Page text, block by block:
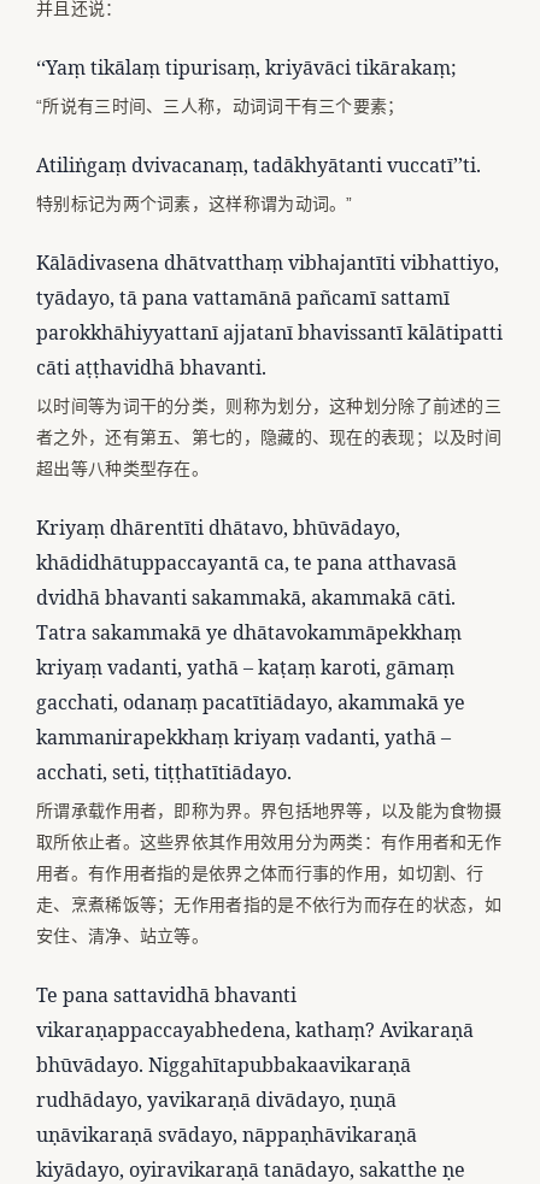
并且还说：
‘‘Yaṃ tikālaṃ tipurisaṃ, kriyāvāci tikārakaṃ;
“所说有三时间、三人称，动词词干有三个要素；
Atiliṅgaṃ dvivacanaṃ, tadākhyātanti vuccatī’’ti.
特别标记为两个词素，这样称谓为动词。”
Kālādivasena dhātvatthaṃ vibhajantīti vibhattiyo,
tyādayo, tā pana vattamānā pañcamī sattamī
parokkhāhiyyattanī ajjatanī bhavissantī kālātipatti
cāti aṭṭhavidhā bhavanti.
以时间等为词干的分类，则称为划分，这种划分除了前述的三
者之外，还有第五、第七的，隐藏的、现在的表现；以及时间
超出等八种类型存在。
Kriyaṃ dhārentīti dhātavo, bhūvādayo,
khādidhātuppaccayantā ca, te pana atthavasā
dvidhā bhavanti sakammakā, akammakā cāti.
Tatra sakammakā ye dhātavokammāpekkhaṃ
kriyaṃ vadanti, yathā – kaṭaṃ karoti, gāmaṃ
gacchati, odanaṃ pacatītiādayo, akammakā ye
kammanirapekkhaṃ kriyaṃ vadanti, yathā –
acchati, seti, tiṭṭhatītiādayo.
所谓承载作用者，即称为界。界包括地界等，以及能为食物摄
取所依止者。这些界依其作用效用分为两类：有作用者和无作
用者。有作用者指的是依界之体而行事的作用，如切割、行
走、烹煮稀饭等；无作用者指的是不依行为而存在的状态，如
安住、清净、站立等。
Te pana sattavidhā bhavanti
vikaraṇappaccayabhedena, kathaṃ? Avikaraṇā
bhūvādayo. Niggahītapubbakaavikaraṇā
rudhādayo, yavikaraṇā divādayo, ṇuṇā
uṇāvikaraṇā svādayo, nāppaṇhāvikaraṇā
kiyādayo, oyiravikaraṇā tanādayo, sakatthe ṇe